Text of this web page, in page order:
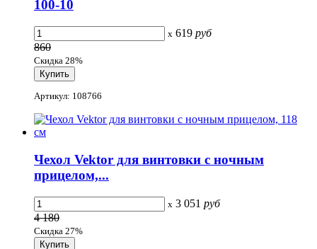
100-10
x 619 руб
860
Скидка 28%
Артикул: 108766
Чехол Vektor для винтовки с ночным
прицелом,...
x 3 051 руб
4 180
Скидка 27%